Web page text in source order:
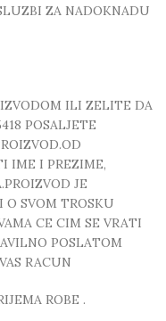
ZA NADOKNADU
ILI ZELITE DA
POSALJETE
IME I PREZIME,
JE
O SVOM TROSKU
CE CIM SE VRATI
POSLATOM
RACUN
ROBE .